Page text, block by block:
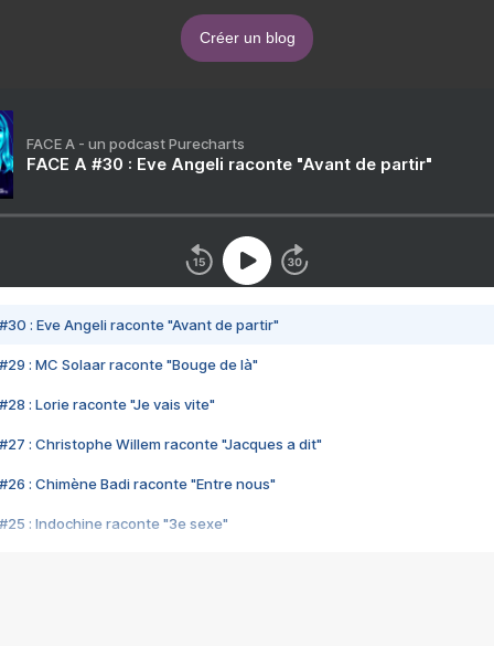
Créer un blog
FACE A - un podcast Purecharts
FACE A #30 : Eve Angeli raconte "Avant de partir"
#30 : Eve Angeli raconte "Avant de partir"
#29 : MC Solaar raconte "Bouge de là"
#28 : Lorie raconte "Je vais vite"
#27 : Christophe Willem raconte "Jacques a dit"
#26 : Chimène Badi raconte "Entre nous"
#25 : Indochine raconte "3e sexe"